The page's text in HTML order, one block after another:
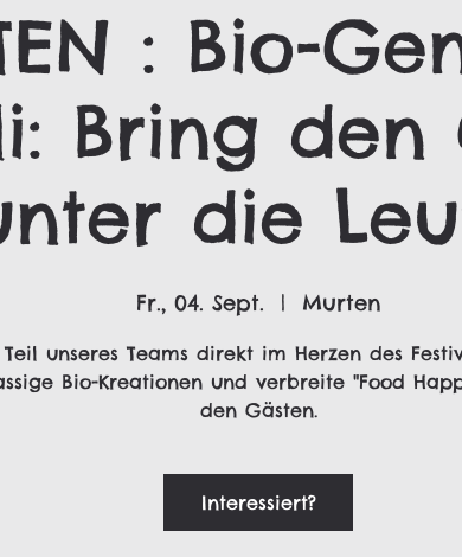
: Bio-
Bring den
die
Fr., 04. Sept.
  |
Murten
unseres Teams direkt im Herzen des
Bio-Kreationen und verbreite "Food
den Gästen.
Interessiert?